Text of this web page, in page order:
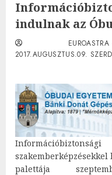
indulnak az
2017.AUGUSZTUS.09.
palettája